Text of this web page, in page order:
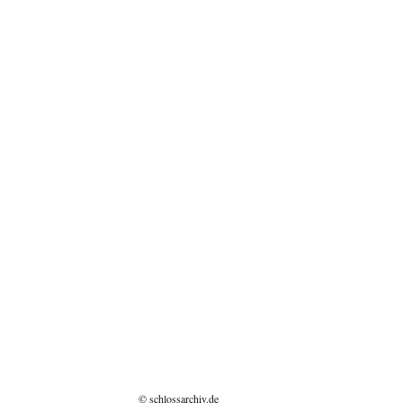
© schlossarchiv.de